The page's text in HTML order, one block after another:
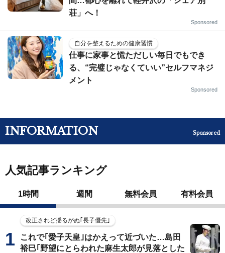
荘」へ！
Sponsored
自分を整えるための健康習慣
仕事に家事と慌ただしい毎日でもでき
る、“完璧じゃなくていい”セルフマネジ
メント
Sponsored
INFORMATION Sponsored
人気記事ランキング
1時間 週間 無料会員 有料会員
改正されど揺るがぬ｢長子優先｣
これで｢愛子天皇｣はかえって近づいた…島田
裕巳｢野望にとらわれた麻生太郎が見落とした